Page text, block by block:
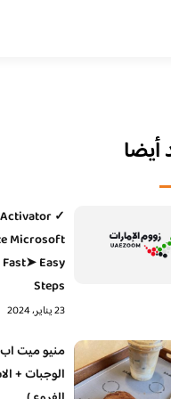
✓
Microsoft
Easy
Steps
23 يناير، 2024
الوجبات +